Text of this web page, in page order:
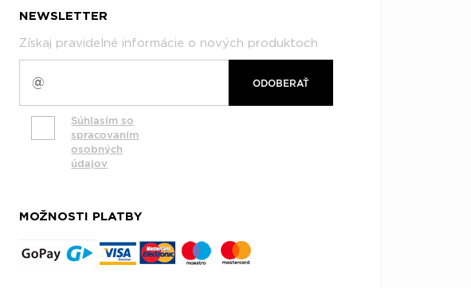
NEWSLETTER
Získaj pravidelné informácie o nových produktoch
ODOBERAŤ
Súhlasím so
spracovaním
osobných
údajov
MOŽNOSTI PLATBY